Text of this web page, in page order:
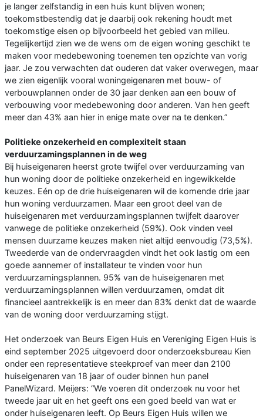
je langer zelfstandig in een huis kunt blijven wonen;
toekomstbestendig dat je daarbij ook rekening houdt met
toekomstige eisen op bijvoorbeeld het gebied van milieu.
Tegelijkertijd zien we de wens om de eigen woning geschikt te
maken voor medebewoning toenemen ten opzichte van vorig
jaar. Je zou verwachten dat ouderen dat vaker overwegen, maar
we zien eigenlijk vooral woningeigenaren met bouw- of
verbouwplannen onder de 30 jaar denken aan een bouw of
verbouwing voor medebewoning door anderen. Van hen geeft
meer dan 43% aan hier in enige mate over na te denken.”
Politieke onzekerheid en complexiteit staan
verduurzamingsplannen in de weg
Bij huiseigenaren heerst grote twijfel over verduurzaming van
hun woning door de politieke onzekerheid en ingewikkelde
keuzes. Eén op de drie huiseigenaren wil de komende drie jaar
hun woning verduurzamen. Maar een groot deel van de
huiseigenaren met verduurzamingsplannen twijfelt daarover
vanwege de politieke onzekerheid (59%). Ook vinden veel
mensen duurzame keuzes maken niet altijd eenvoudig (73,5%).
Tweederde van de ondervraagden vindt het ook lastig om een
goede aannemer of installateur te vinden voor hun
verduurzamingsplannen. 95% van de huiseigenaren met
verduurzamingsplannen willen verduurzamen, omdat dit
financieel aantrekkelijk is en meer dan 83% denkt dat de waarde
van de woning door verduurzaming stijgt.
Het onderzoek van Beurs Eigen Huis en Vereniging Eigen Huis is
eind september 2025 uitgevoerd door onderzoeksbureau Kien
onder een representatieve steekproef van meer dan 2100
huiseigenaren van 18 jaar of ouder binnen hun panel
PanelWizard. Meijers: “We voeren dit onderzoek nu voor het
tweede jaar uit en het geeft ons een goed beeld van wat er
onder huiseigenaren leeft. Op Beurs Eigen Huis willen we